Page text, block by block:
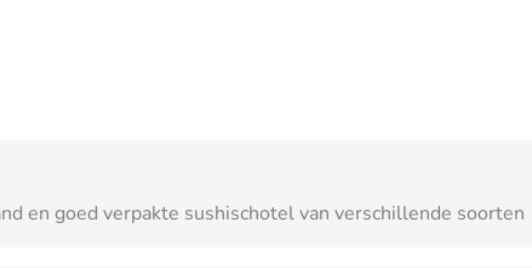
en goed verpakte sushischotel van verschillende soorten